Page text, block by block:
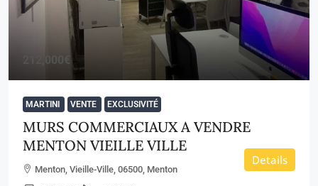
212,000€
MARTINI VENTE EXCLUSIVITÉ
MURS COMMERCIAUX A VENDRE
MENTON VIEILLE VILLE
Menton, Vieille-Ville, 06500, Menton
Details